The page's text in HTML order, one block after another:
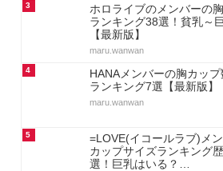
3
ホロライブのメンバーの
ランキング38選！貧乳～
【最新版】
maru.wanwan
4
HANAメンバーの胸カッ
ランキング7選【最新版】
maru.wanwan
5
=LOVE(イコールラブ)メ
カップサイズランキング
選！巨乳はいる？…